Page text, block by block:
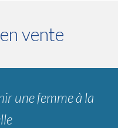
vente
une femme à la